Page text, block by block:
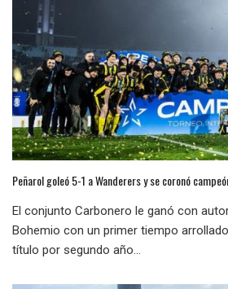
Peñarol goleó 5-1 a Wanderers y se coronó
El conjunto Carbonero le ganó con
Bohemio con un primer tiempo
título por segundo año...